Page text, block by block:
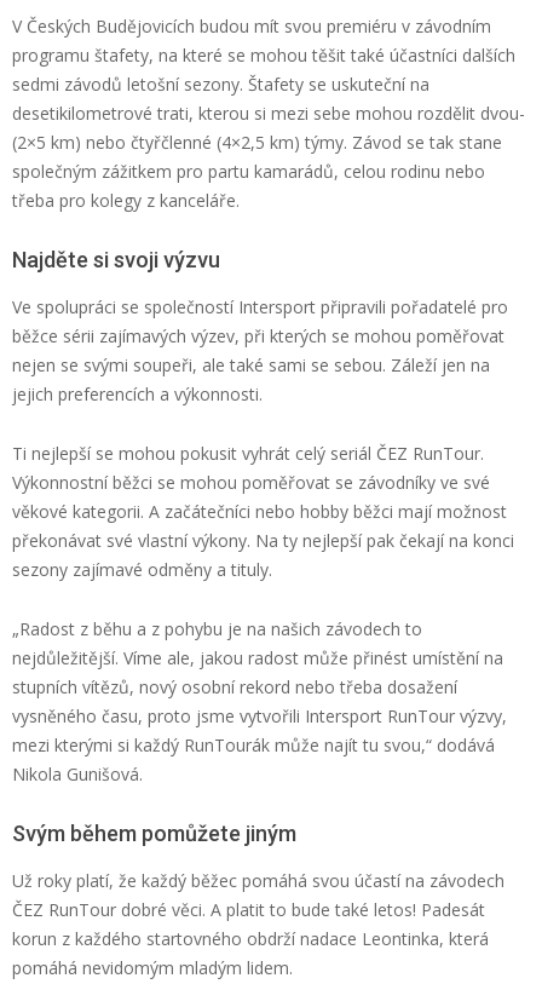
V Českých Budějovicích budou mít svou premiéru v závodním
programu štafety, na které se mohou těšit také účastníci dalších
sedmi závodů letošní sezony. Štafety se uskuteční na
desetikilometrové trati, kterou si mezi sebe mohou rozdělit dvou-
(2×5 km) nebo čtyřčlenné (4×2,5 km) týmy. Závod se tak stane
společným zážitkem pro partu kamarádů, celou rodinu nebo
třeba pro kolegy z kanceláře.
Najděte si svoji výzvu
Ve spolupráci se společností Intersport připravili pořadatelé pro
běžce sérii zajímavých výzev, při kterých se mohou poměřovat
nejen se svými soupeři, ale také sami se sebou. Záleží jen na
jejich preferencích a výkonnosti.
Ti nejlepší se mohou pokusit vyhrát celý seriál ČEZ RunTour.
Výkonnostní běžci se mohou poměřovat se závodníky ve své
věkové kategorii. A začátečníci nebo hobby běžci mají možnost
překonávat své vlastní výkony. Na ty nejlepší pak čekají na konci
sezony zajímavé odměny a tituly.
„Radost z běhu a z pohybu je na našich závodech to
nejdůležitější. Víme ale, jakou radost může přinést umístění na
stupních vítězů, nový osobní rekord nebo třeba dosažení
vysněného času, proto jsme vytvořili Intersport RunTour výzvy,
mezi kterými si každý RunTourák může najít tu svou,“ dodává
Nikola Gunišová.
Svým během pomůžete jiným
Už roky platí, že každý běžec pomáhá svou účastí na závodech
ČEZ RunTour dobré věci. A platit to bude také letos! Padesát
korun z každého startovného obdrží nadace Leontinka, která
pomáhá nevidomým mladým lidem.